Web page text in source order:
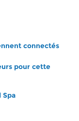
connectés
pour cette
Spa